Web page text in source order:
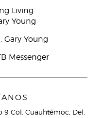
Living
Young
Gary Young
Messenger
9 Col. Cuauhtémoc, Del.